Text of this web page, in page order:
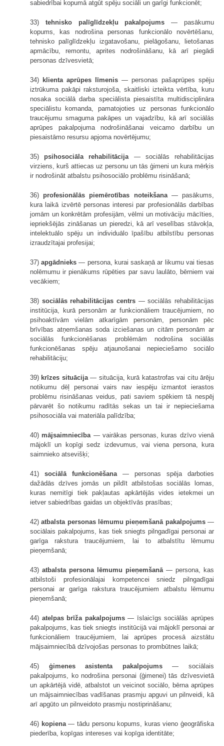
sabiedrībai kopumā atgūt spēju sociāli un garīgi funkcionēt;
33) tehnisko palīglīdzekļu pakalpojums — pasākumu
kopums, kas nodrošina personas funkcionālo novērtēšanu,
tehnisko palīglīdzekļu izgatavošanu, pielāgošanu, lietošanas
apmācību, remontu, aprites nodrošināšanu, kā arī piegādi
personas dzīvesvietā;
34) klienta aprūpes līmenis — personas pašaprūpes spēju
iztrūkuma pakāpi raksturojoša, skaitliski izteikta vērtība, kuru
nosaka sociālā darba speciālista piesaistīta multidisciplināra
speciālistu komanda, pamatojoties uz personas funkcionālo
traucējumu smaguma pakāpes un vajadzību, kā arī sociālās
aprūpes pakalpojuma nodrošināšanai veicamo darbību un
piesaistāmo resursu apjoma novērtējumu;
35) psihosociāla rehabilitācija — sociālās rehabilitācijas
virziens, kurš attiecas uz personu un tās ģimeni un kura mērķis
ir nodrošināt atbalstu psihosociālo problēmu risināšanā;
36) profesionālās piemērotības noteikšana— pasākums,
kura laikā izvērtē personas interesi par profesionālās darbības
jomām un konkrētām profesijām, vēlmi un motivāciju mācīties,
iepriekšējās zināšanas un pieredzi, kā arī veselības stāvokļa,
intelektuālo spēju un individuālo īpašību atbilstību personas
izraudzītajai profesijai;
37)apgādnieks — persona, kurai saskaņā ar likumu vai tiesas
nolēmumu ir pienākums rūpēties par savu laulāto, bērniem vai
vecākiem;
38) sociālās rehabilitācijas centrs — sociālās rehabilitācijas
institūcija, kurā personām ar funkcionāliem traucējumiem, no
psihoaktīvām vielām atkarīgām personām, personām pēc
brīvības atņemšanas soda izciešanas un citām personām ar
sociālās funkcionēšanas problēmām nodrošina sociālās
funkcionēšanas spēju atjaunošanai nepieciešamo sociālo
rehabilitāciju;
39) krīzes situācija— situācija, kurā katastrofas vai citu ārēju
notikumu dēļ personai vairs nav iespēju izmantot ierastos
problēmu risināšanas veidus, pati saviem spēkiem tā nespēj
pārvarēt šo notikumu radītās sekas un tai ir nepieciešama
psihosociāla vai materiāla palīdzība;
40) mājsaimniecība — vairākas personas, kuras dzīvo vienā
mājoklī un kopīgi sedz izdevumus, vai viena persona, kura
saimnieko atsevišķi;
41) sociālā funkcionēšana — personas spēja darboties
dažādās dzīves jomās un pildīt atbilstošas sociālās lomas,
kuras nemitīgi tiek pakļautas apkārtējās vides ietekmei un
ietver sabiedrības gaidas un objektīvās prasības;
42)atbalsta personas lēmumu pieņemšanā pakalpojums—
sociālais pakalpojums, kas tiek sniegts pilngadīgai personai ar
garīga rakstura traucējumiem, lai to atbalstītu lēmumu
pieņemšanā;
43) atbalsta persona lēmumu pieņemšanā — persona, kas
atbilstoši profesionālajai kompetencei sniedz pilngadīgai
personai ar garīga rakstura traucējumiem atbalstu lēmumu
pieņemšanā;
44) atelpas brīža pakalpojums— īslaicīgs sociālās aprūpes
pakalpojums, kas tiek sniegts institūcijā vai mājoklī personai ar
funkcionāliem traucējumiem, lai aprūpes procesā aizstātu
mājsaimniecībā dzīvojošas personas to prombūtnes laikā;
45) ģimenes asistenta pakalpojums— sociālais
pakalpojums, ko nodrošina personai (ģimenei) tās dzīvesvietā
un apkārtējā vidē, atbalstot un veicinot sociālo, bērna aprūpes
un mājsaimniecības vadīšanas prasmju apguvi un pilnveidi, kā
arī apgūto un pilnveidoto prasmju nostiprināšanu;
46) kopiena— tādu personu kopums, kuras vieno ģeogrāfiska
piederība, kopīgas intereses vai kopīga identitāte;